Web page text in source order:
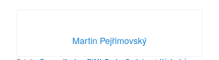
Martin Pejřimovský